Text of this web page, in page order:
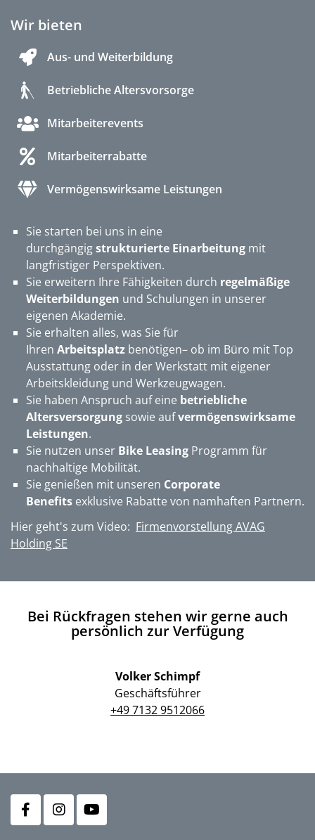
Wir bieten
Aus- und Weiterbildung
Betriebliche Altersvorsorge
Mitarbeiterevents
Mitarbeiterrabatte
Vermögenswirksame Leistungen
Sie starten bei uns in eine
durchgängigstrukturierte Einarbeitung mit
langfristiger Perspektiven.
Sie erweitern Ihre Fähigkeiten durch regelmäßige
Weiterbildungen und Schulungen in unserer
eigenen Akademie.
Sie erhalten alles, was Sie für
Ihren Arbeitsplatz benötigen– ob im Büro mit Top
Ausstattung oder in der Werkstatt mit eigener
Arbeitskleidung und Werkzeugwagen.
Sie haben Anspruch auf eine betriebliche
Altersversorgung sowie aufvermögenswirksame
Leistungen.
Sie nutzen unser Bike Leasing Programm für
nachhaltige Mobilität.
Sie genießen mit unseren Corporate
Benefits exklusive Rabatte von namhaften Partnern.
Hier geht's zum Video: Firmenvorstellung AVAG
Holding SE
Bei Rückfragen stehen wir gerne auch
persönlich zur Verfügung
Volker Schimpf
Geschäftsführer
+49 7132 9512066